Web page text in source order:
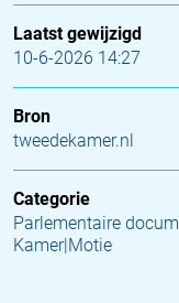
Laatst gewijzigd
10-6-2026 14:27
Bron
tweedekamer.nl
Categorie
Parlementaire
Kamer|Motie